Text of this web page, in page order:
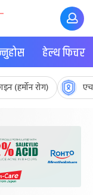
हेल्थ फिचर
(हर्मोन रोग)